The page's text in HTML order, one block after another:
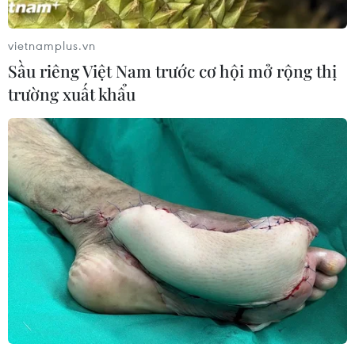
chủ động góp sức vào hội nhập quốc
tế
10/08/2026 08:48
Điều đặc biệt ở xứ sở "dải mây trắng"
và cột mốc lịch sử Việt Nam-New
Zealand
10/08/2026 08:33
Tổng Bí thư, Chủ tịch nước Tô Lâm
kỳ vọng tăng cường hợp tác Việt
Nam-New South Wales
10/08/2026 08:26
Hoạt động của Tổng Bí thư,
vietnamplus.vn
Sầu riêng Việt Nam trước cơ hội mở rộng thị
trường xuất khẩu